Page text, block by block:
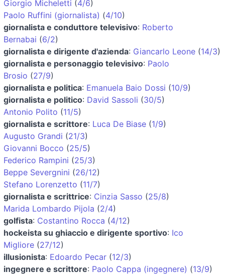
Giorgio Micheletti (4/6)
Paolo Ruffini (giornalista) (4/10)
giornalista e conduttore televisivo: Roberto
Bernabai (6/2)
giornalista e dirigente d'azienda: Giancarlo Leone (14/3)
giornalista e personaggio televisivo: Paolo
Brosio (27/9)
giornalista e politica: Emanuela Baio Dossi (10/9)
giornalista e politico: David Sassoli (30/5)
Antonio Polito (11/5)
giornalista e scrittore: Luca De Biase (1/9)
Augusto Grandi (21/3)
Giovanni Bocco (25/5)
Federico Rampini (25/3)
Beppe Severgnini (26/12)
Stefano Lorenzetto (11/7)
giornalista e scrittrice: Cinzia Sasso (25/8)
Marida Lombardo Pijola (2/4)
golfista: Costantino Rocca (4/12)
hockeista su ghiaccio e dirigente sportivo: Ico
Migliore (27/12)
illusionista: Edoardo Pecar (12/3)
ingegnere e scrittore: Paolo Cappa (ingegnere) (13/9)